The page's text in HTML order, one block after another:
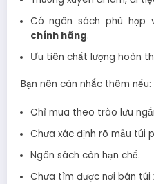
Có ngân sách phù hợp
chính hãng.
Ưu tiên chất lượng hoàn
Bạn nên cân nhắc thêm nếu:
Chỉ mua theo trào lưu
Chưa xác định rõ mẫu túi
Ngân sách còn hạn chế.
Chưa tìm được nơi bán túi